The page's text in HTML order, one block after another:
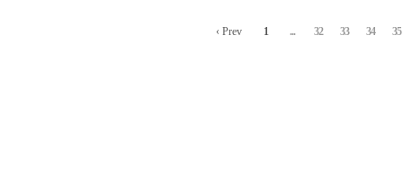
‹ Prev 1 ... 32 33 34 35